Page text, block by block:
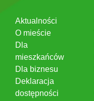
Aktualności
O mieście
Dla
mieszkańców
Dla biznesu
Deklaracja
dostępności